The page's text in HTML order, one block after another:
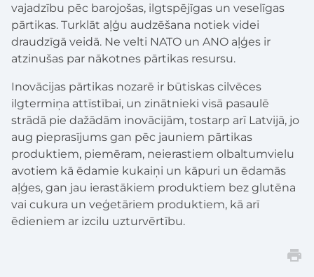
vajadzību pēc barojošas, ilgtspējīgas un veselīgas
pārtikas. Turklāt aļģu audzēšana notiek videi
draudzīgā veidā. Ne velti NATO un ANO aļģes ir
atzinušas par nākotnes pārtikas resursu.
Inovācijas pārtikas nozarē ir būtiskas cilvēces
ilgtermiņa attīstībai, un zinātnieki visā pasaulē
strādā pie dažādām inovācijām, tostarp arī Latvijā, jo
aug pieprasījums gan pēc jauniem pārtikas
produktiem, piemēram, neierastiem olbaltumvielu
avotiem kā ēdamie kukaiņi un kāpuri un ēdamās
aļģes, gan jau ierastākiem produktiem bez glutēna
vai cukura un veģetāriem produktiem, kā arī
ēdieniem ar izcilu uzturvērtību.